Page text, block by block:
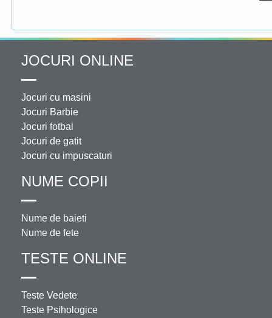
JOCURI ONLINE
Jocuri cu masini
Jocuri Barbie
Jocuri fotbal
Jocuri de gatit
Jocuri cu impuscaturi
NUME COPII
Nume de baieti
Nume de fete
TESTE ONLINE
Teste Vedete
Teste Psihologice